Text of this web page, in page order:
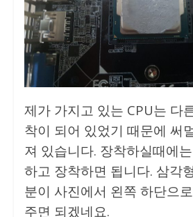
제가 가지고 있는 CPU는 다
착이 되어 있었기 때문에 써
져 있습니다. 장착하실때에
하고 장착하면 됩니다. 삼각
분이 사진에서 왼쪽 하단으
주면 되겠네요.